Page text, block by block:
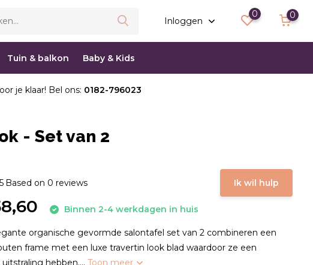
Inloggen
0 0
Tuin & balkon Baby & Kids
je klaar! Bel ons: 0182-796023
- Set van 2
5 Based on 0 reviews Ik wil hulp
Binnen 2-4 werkdagen in huis
organische gevormde salontafel set van 2 combineren een
frame met een luxe travertin look blad waardoor ze een
hebben....Toon meer